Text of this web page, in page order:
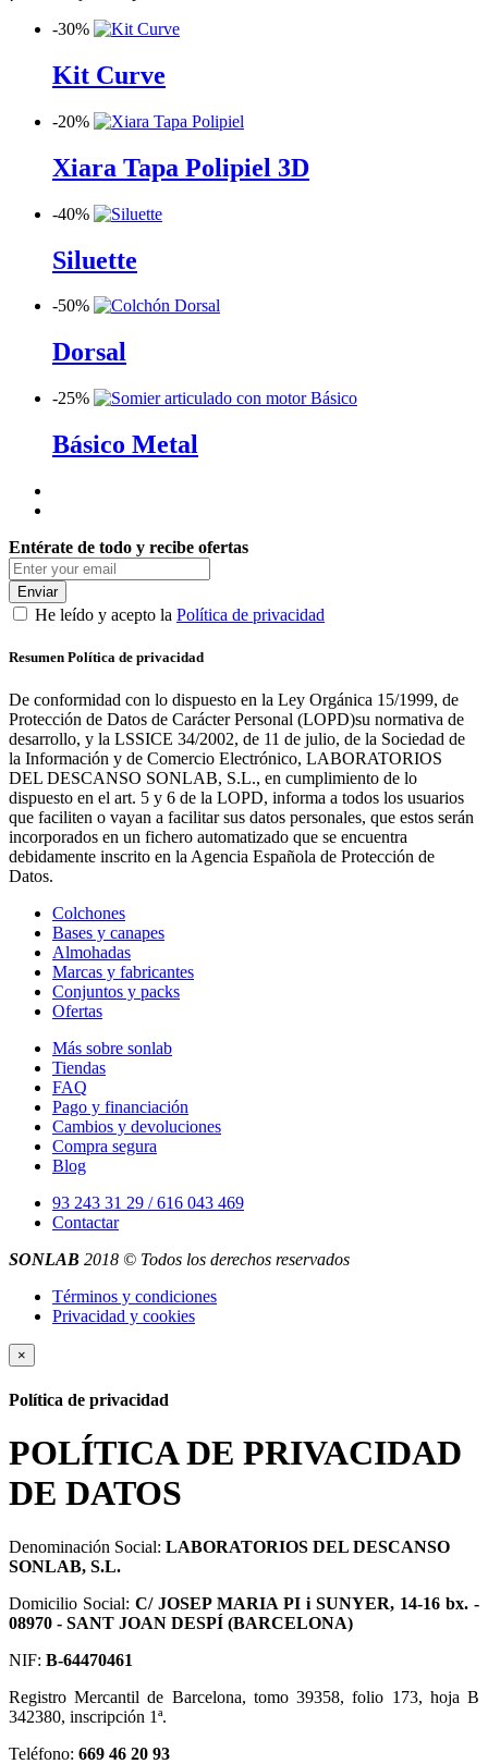
-30%
Kit Curve
-20%
Xiara Tapa Polipiel 3D
-40%
Siluette
-50%
Dorsal
-25%
Básico Metal
Entérate de todo y recibe ofertas
Enviar
He leído y acepto la Política de privacidad
Resumen Política de privacidad
De conformidad con lo dispuesto en la Ley Orgánica 15/1999, de
Protección de Datos de Carácter Personal (LOPD)su normativa de
desarrollo, y la LSSICE 34/2002, de 11 de julio, de la Sociedad de
la Información y de Comercio Electrónico, LABORATORIOS
DEL DESCANSO SONLAB, S.L., en cumplimiento de lo
dispuesto en el art. 5 y 6 de la LOPD, informa a todos los usuarios
que faciliten o vayan a facilitar sus datos personales, que estos serán
incorporados en un fichero automatizado que se encuentra
debidamente inscrito en la Agencia Española de Protección de
Datos.
Colchones
Bases y canapes
Almohadas
Marcas y fabricantes
Conjuntos y packs
Ofertas
Más sobre sonlab
Tiendas
FAQ
Pago y financiación
Cambios y devoluciones
Compra segura
Blog
93 243 31 29 / 616 043 469
Contactar
SONLAB 2018 © Todos los derechos reservados
Términos y condiciones
Privacidad y cookies
×
Política de privacidad
POLÍTICA DE PRIVACIDAD
DE DATOS
Denominación Social: LABORATORIOS DEL DESCANSO
SONLAB, S.L.
Domicilio Social: C/ JOSEP MARIA PI i SUNYER, 14-16 bx. -
08970 - SANT JOAN DESPÍ (BARCELONA)
NIF: B-64470461
Registro Mercantil de Barcelona, tomo 39358, folio 173, hoja B
342380, inscripción 1ª.
Teléfono: 669 46 20 93